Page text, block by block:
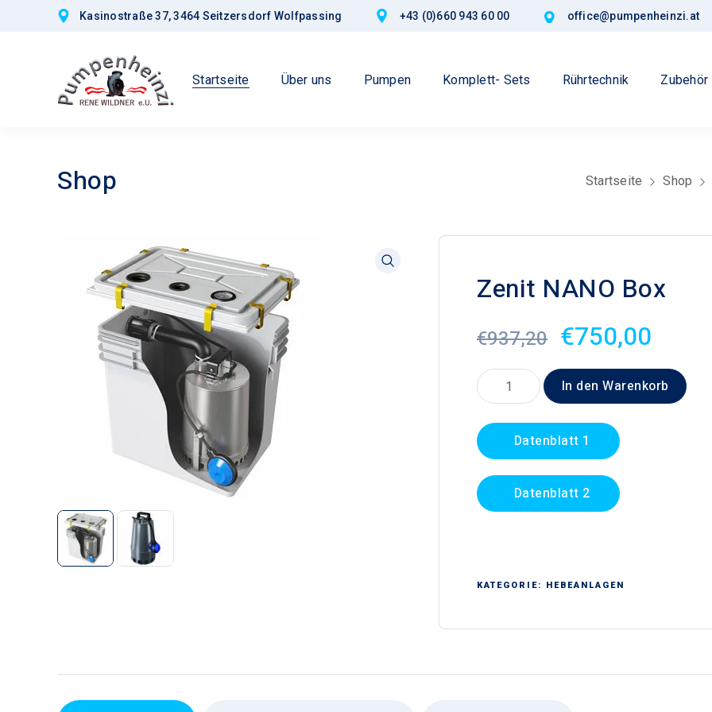
Kasinostraße 37, 3464 Seitzersdorf Wolfpassing +43 (0)660 943 60 00 office@pumpenheinzi.at
Startseite Über uns Pumpen Komplett- Sets Rührtechnik Zubehör
Shop Startseite Shop
Zenit NANO Box
€937,20
Preis
war:
€937,20
€750,00
Preis
ist:
Zenit
NANO
Box
Menge
In den Warenkorb
Datenblatt 1
Datenblatt 2
KATEGORIE: HEBEANLAGEN